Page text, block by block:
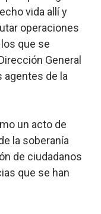
vida allí y
operaciones
que se
General
agentes de la
un acto de
la soberanía
de ciudadanos
que se han